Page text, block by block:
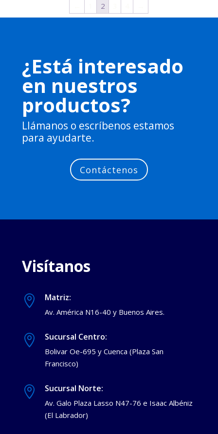
2
¿Está interesado
en nuestros
productos?
Llámanos o escríbenos estamos
para ayudarte.
Contáctenos
Visítanos
 Matriz:
Av. América N16-40 y Buenos Aires.
 Sucursal Centro:
Bolivar Oe-695 y Cuenca (Plaza San
Francisco)
 Sucursal Norte:
Av. Galo Plaza Lasso N47-76 e Isaac Albéniz
(El Labrador)